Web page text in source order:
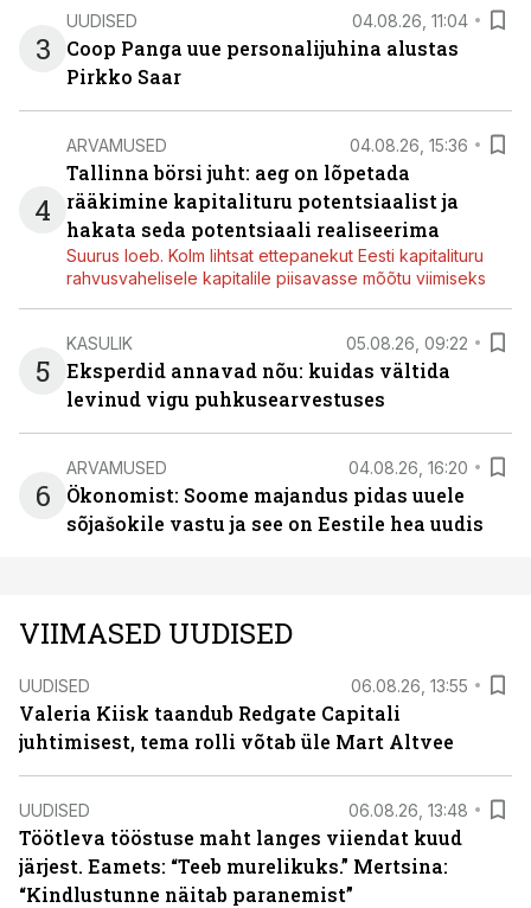
3
UUDISED 04.08.26, 11:04
Coop Panga uue personalijuhina alustas
Pirkko Saar
4
ARVAMUSED 04.08.26, 15:36
Tallinna börsi juht: aeg on lõpetada
rääkimine kapitalituru potentsiaalist ja
hakata seda potentsiaali realiseerima
Suurus loeb. Kolm lihtsat ettepanekut Eesti kapitalituru
rahvusvahelisele kapitalile piisavasse mõõtu viimiseks
5
KASULIK 05.08.26, 09:22
Eksperdid annavad nõu: kuidas vältida
levinud vigu puhkusearvestuses
6
ARVAMUSED 04.08.26, 16:20
Ökonomist: Soome majandus pidas uuele
sõjašokile vastu ja see on Eestile hea uudis
VIIMASED UUDISED
UUDISED 06.08.26, 13:55
Valeria Kiisk taandub Redgate Capitali
juhtimisest, tema rolli võtab üle Mart Altvee
UUDISED 06.08.26, 13:48
Töötleva tööstuse maht langes viiendat kuud
järjest. Eamets: “Teeb murelikuks.” Mertsina:
“Kindlustunne näitab paranemist”